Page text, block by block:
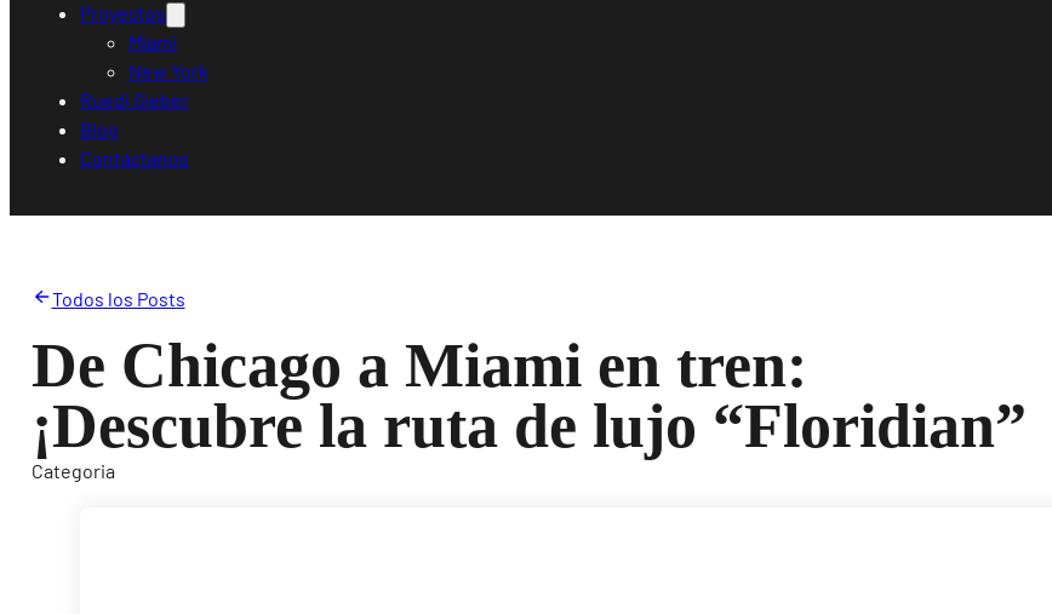
Proyectos
Miami
New York
Ruedi Sieber
Blog
Contáctanos
Todos los Posts
De Chicago a Miami en tren:
¡Descubre la ruta de lujo “Floridian”
Categoria